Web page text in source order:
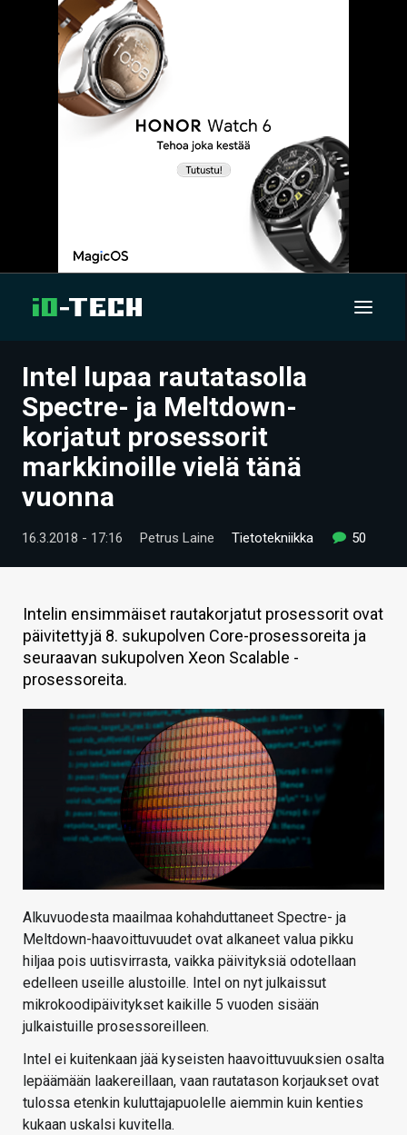
UUTISET
ARTIKKELIT
VIDEOT
TECHBBS
TIETOA
KAUPPA
VAIHDA TEEMA
HAKU
Intel lupaa rautatasolla
Spectre- ja Meltdown-
korjatut prosessorit
markkinoille vielä tänä
vuonna
16.3.2018 - 17:16 Petrus Laine Tietotekniikka 50
Intelin ensimmäiset rautakorjatut prosessorit ovat
päivitettyjä 8. sukupolven Core-prosessoreita ja
seuraavan sukupolven Xeon Scalable -
prosessoreita.
Alkuvuodesta maailmaa kohahduttaneet Spectre- ja
Meltdown-haavoittuvuudet ovat alkaneet valua pikku
hiljaa pois uutisvirrasta, vaikka päivityksiä odotellaan
edelleen useille alustoille. Intel on nyt julkaissut
mikrokoodipäivitykset kaikille 5 vuoden sisään
julkaistuille prosessoreilleen.
Intel ei kuitenkaan jää kyseisten haavoittuvuuksien osalta
lepäämään laakereillaan, vaan rautatason korjaukset ovat
tulossa etenkin kuluttajapuolelle aiemmin kuin kenties
kukaan uskalsi kuvitella.